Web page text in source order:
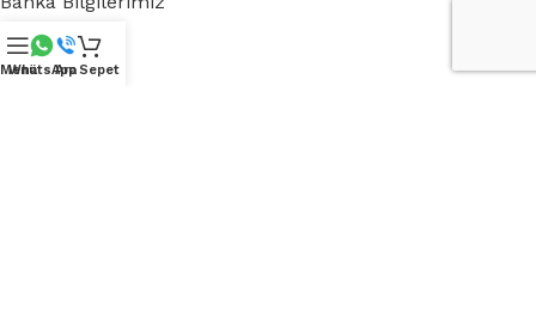
Hakkımızda
Menü
WhatsApp
AraSepet